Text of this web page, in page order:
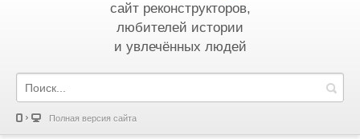
сайт реконструкторов,
любителей истории
и увлечённых людей
Полная версия сайта